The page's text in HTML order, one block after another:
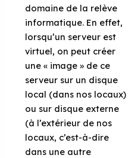
domaine de la relève
informatique. En effet,
lorsqu’un serveur est
virtuel, on peut créer
une « image » de ce
serveur sur un disque
local (dans nos locaux)
ou sur disque externe
(à l’extérieur de nos
locaux, c’est-à-dire
dans une autre